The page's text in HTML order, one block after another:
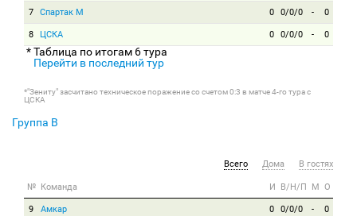
7 Спартак М 0 0/0/0 - 0
8 ЦСКА 0 0/0/0 - 0
* Таблица по итогам 6 тура
Перейти в последний тур
*"Зениту" засчитано техническое поражение со счетом 0:3 в матче 4-го тура с
ЦСКА
Группа B
Всего Дома В гостях
№ Команда И В/Н/П М О
9 Амкар 0 0/0/0 - 0